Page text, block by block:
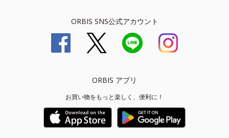
ORBIS SNS公式アカウント
ORBIS アプリ
お買い物をもっと楽しく、便利に！